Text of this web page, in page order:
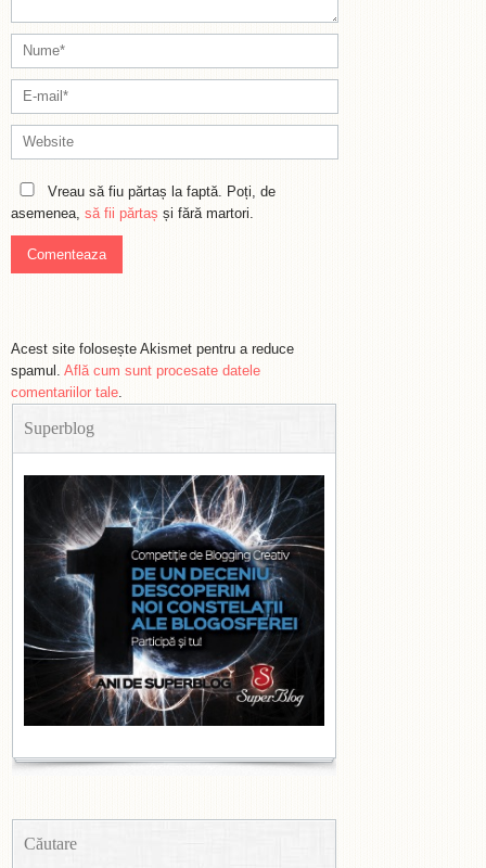
Vreau să fiu părtaș la faptă. Poți, de
asemenea, să fii părtaș și fără martori.
Acest site folosește Akismet pentru a reduce
spamul. Află cum sunt procesate datele
comentariilor tale.
Superblog
Căutare